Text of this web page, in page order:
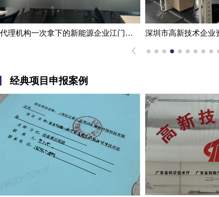
深圳市高新技术企业资质认定案例|熟练掌握国家高新企业资质认定
经典项目申报案例